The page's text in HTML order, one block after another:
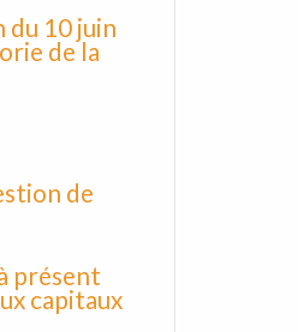
du 10 juin
de la
de
présent
capitaux